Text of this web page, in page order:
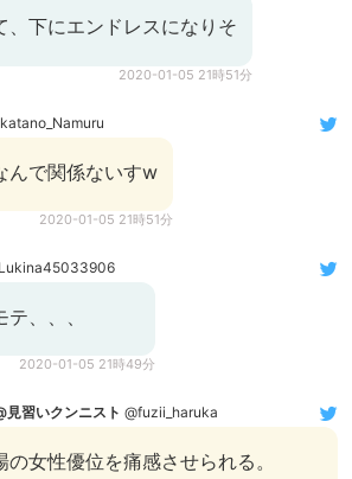
、下にエンドレスになりそ
2020-01-05 21時51分
んで関係ないすw
2020-01-05 21時51分
、、、
2020-01-05 21時49分
見習いクンニスト @fuzii_haruka
の女性優位を痛感させられる。